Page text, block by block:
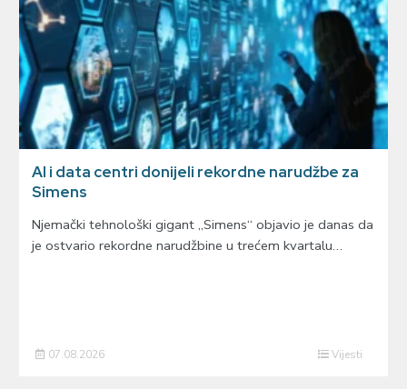
AI i data centri donijeli rekordne narudžbe za
Simens
Njemački tehnološki gigant „Simens“ objavio je danas da
je ostvario rekordne narudžbine u trećem kvartalu…
07.08.2026 Vijesti